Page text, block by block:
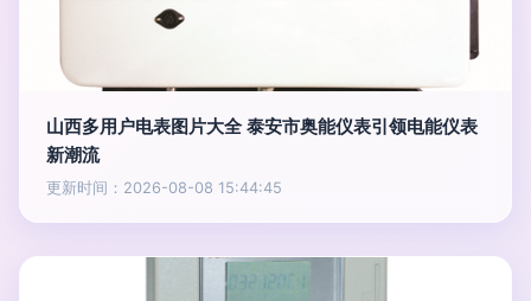
山西多用户电表图片大全 泰安市奥能仪表引领电能仪表
新潮流
更新时间：2026-08-08 15:44:45